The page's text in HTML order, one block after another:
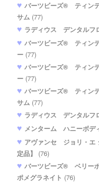
バーツビーズ® ティン
サム (77)
ラディウス デンタル
バーツビーズ® ティン
ー (77)
バーツビーズ® ティン
ー (77)
バーツビーズ® ティン
サム (77)
ラディウス デンタル
メンターム ハニーボデ
アヴァンセ ジョリ・エ
定品】
(76)
バーツビーズ® ベリー
ポメグラネイト (76)